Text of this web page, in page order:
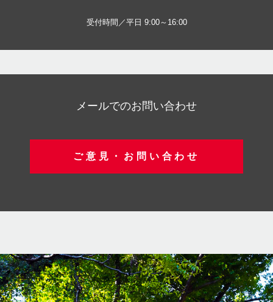
受付時間／平日 9:00～16:00
メールでのお問い合わせ
ご意見・お問い合わせ